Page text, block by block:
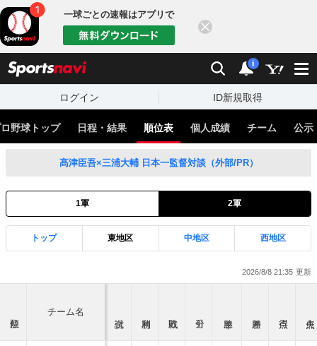
一球ごとの速報はアプリで
検索 通知
i
ログイン ID新規取得
野球トップ 日程・結果 順位表 個人成績 チーム 公示
髙津臣吾×三浦大輔 日本一監督対談（外部/PR）
1軍 2軍
トップ 東地区 中地区 西地区
2026/8/8 21:35
チーム名